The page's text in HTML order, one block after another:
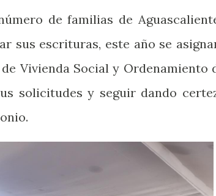
de familias de
sus escrituras, este año se
Vivienda Social y Ordenamiento
solicitudes y seguir dando